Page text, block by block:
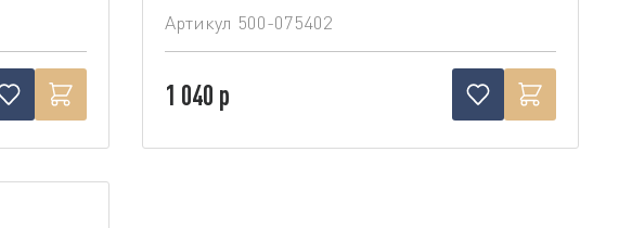
Артикул 500-075402
1 040 р